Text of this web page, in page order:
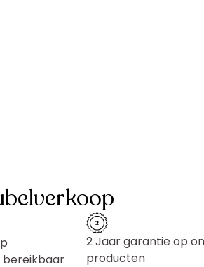
2 Jaar garantie op
producten